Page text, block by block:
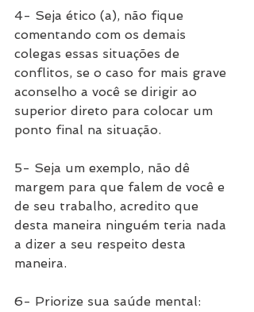
4- Seja ético (a), não fique
comentando com os demais
colegas essas situações de
conflitos, se o caso for mais grave
aconselho a você se dirigir ao
superior direto para colocar um
ponto final na situação.
5- Seja um exemplo, não dê
margem para que falem de você e
de seu trabalho, acredito que
desta maneira ninguém teria nada
a dizer a seu respeito desta
maneira.
6- Priorize sua saúde mental: